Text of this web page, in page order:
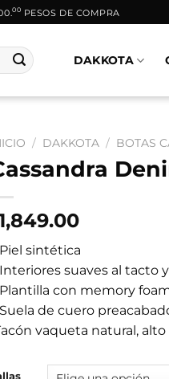
00 PESOS DE COMPRA
DAKKOTA
/ DAKKOTA / BOTAS
sintética
suaves al tacto
con memory
de cuero
vaqueta natural, alto